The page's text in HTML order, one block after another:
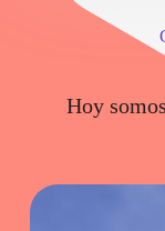
Hoy